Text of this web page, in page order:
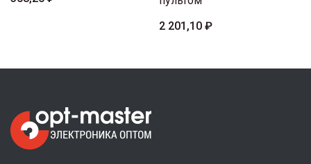
2 201,10 ₽